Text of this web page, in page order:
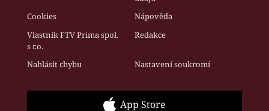
Cookies
Nápověda
Vlastník FTV Prima spol.
s r.o.
Redakce
Nahlásit chybu Nastavení soukromí
App Store